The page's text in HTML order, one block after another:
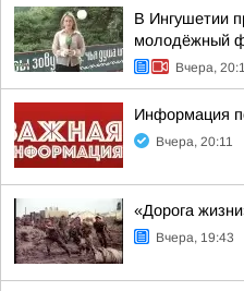
В Ингушетии
молодёжный
Вчера,
Информация
Вчера, 20:11
«Дорога
Вчера, 19:43